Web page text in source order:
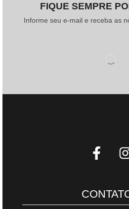
FIQUE SEMPRE
Informe seu e-mail e receba as